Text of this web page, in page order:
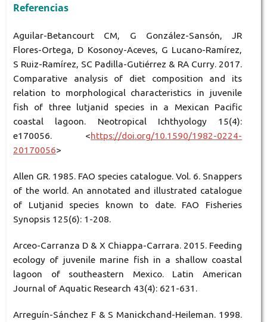
Referencias
Aguilar-Betancourt CM, G González-Sansón, JR
Flores-Ortega, D Kosonoy-Aceves, G Lucano-Ramírez,
S Ruiz-Ramírez, SC Padilla-Gutiérrez & RA Curry. 2017.
Comparative analysis of diet composition and its
relation to morphological characteristics in juvenile
fish of three lutjanid species in a Mexican Pacific
coastal lagoon. Neotropical Ichthyology 15(4):
e170056. <https://doi.org/10.1590/1982-0224-
20170056>
Allen GR. 1985. FAO species catalogue. Vol. 6. Snappers
of the world. An annotated and illustrated catalogue
of Lutjanid species known to date. FAO Fisheries
Synopsis 125(6): 1-208.
Arceo-Carranza D & X Chiappa-Carrara. 2015. Feeding
ecology of juvenile marine fish in a shallow coastal
lagoon of southeastern Mexico. Latin American
Journal of Aquatic Research 43(4): 621-631.
Arreguín-Sánchez F & S Manickchand-Heileman. 1998.